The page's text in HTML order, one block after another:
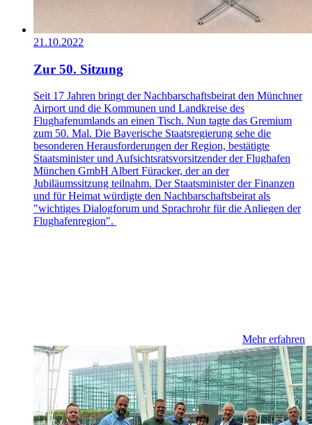
21.10.2022
Zur 50. Sitzung
Seit 17 Jahren bringt der Nachbarschaftsbeirat den Münchner
Airport und die Kommunen und Landkreise des
Flughafenumlands an einen Tisch. Nun tagte das Gremium
zum 50. Mal. Die Bayerische Staatsregierung sehe die
besonderen Herausforderungen der Region, bestätigte
Staatsminister und Aufsichtsratsvorsitzender der Flughafen
München GmbH Albert Füracker, der an der
Jubiläumssitzung teilnahm. Der Staatsminister der Finanzen
und für Heimat würdigte den Nachbarschaftsbeirat als
"wichtiges Dialogforum und Sprachrohr für die Anliegen der
Flughafenregion".
Mehr erfahren